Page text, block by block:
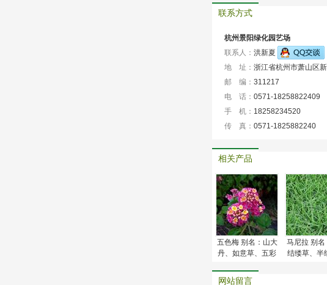
联系方式
杭州景阳绿化园艺场
联系人： 洪新夏
地 址： 浙江省杭州市萧山区
邮 编： 311217
电 话： 0571-18258822409
手 机： 18258234520
传 真： 0571-1825882240
相关产品
五色梅 别名：山大
丹、如意草、五彩
绣球
马尼拉 别名
结缕草、半
网站留言